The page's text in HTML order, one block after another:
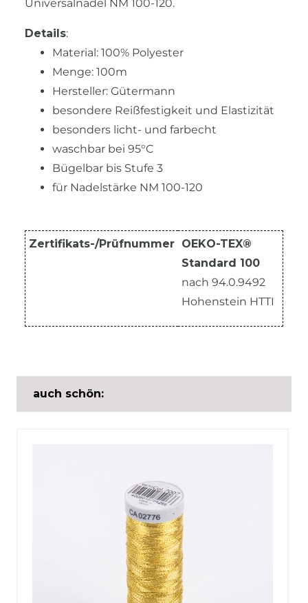
Universalnadel NM 100-120.
Details:
Material: 100% Polyester
Menge: 100m
Hersteller: Gütermann
besondere Reißfestigkeit und Elastizität
besonders licht- und farbecht
waschbar bei 95°C
Bügelbar bis Stufe 3
für Nadelstärke NM 100-120
Zertifikats-/Prüfnummer OEKO-TEX®
Standard 100
nach 94.0.9492
Hohenstein HTTI
auch schön: